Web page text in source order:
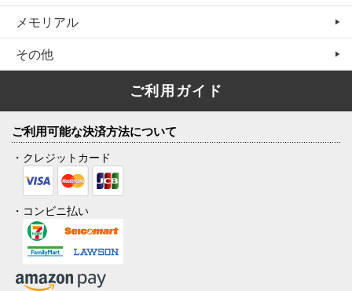
メモリアル
その他
ご利用ガイド
ご利用可能な決済方法について
・クレジットカード
・コンビニ払い